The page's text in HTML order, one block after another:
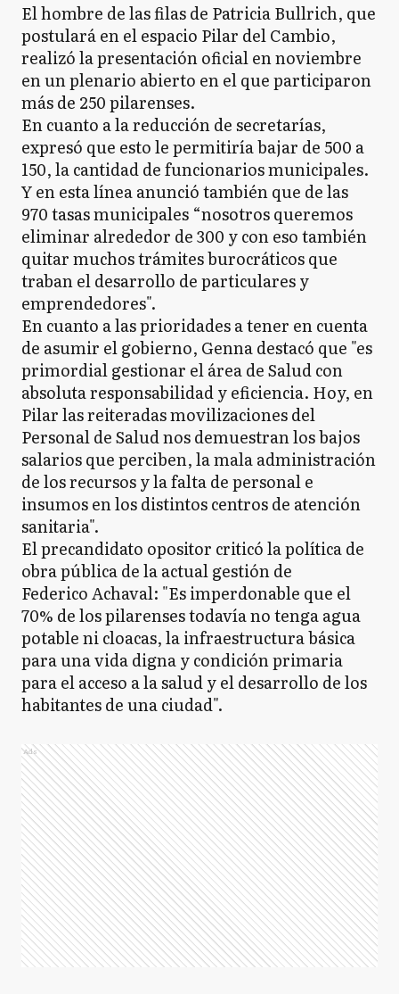
El hombre de las filas de Patricia Bullrich, que
postulará en el espacio Pilar del Cambio,
realizó la presentación oficial en noviembre
en un plenario abierto en el que participaron
más de 250 pilarenses.
En cuanto a la reducción de secretarías,
expresó que esto le permitiría bajar de 500 a
150, la cantidad de funcionarios municipales.
Y en esta línea anunció también que de las
970 tasas municipales “nosotros queremos
eliminar alrededor de 300 y con eso también
quitar muchos trámites burocráticos que
traban el desarrollo de particulares y
emprendedores".
En cuanto a las prioridades a tener en cuenta
de asumir el gobierno, Genna destacó que "es
primordial gestionar el área de Salud con
absoluta responsabilidad y eficiencia. Hoy, en
Pilar las reiteradas movilizaciones del
Personal de Salud nos demuestran los bajos
salarios que perciben, la mala administración
de los recursos y la falta de personal e
insumos en los distintos centros de atención
sanitaria".
El precandidato opositor criticó la política de
obra pública de la actual gestión de
Federico Achaval: "Es imperdonable que el
70% de los pilarenses todavía no tenga agua
potable ni cloacas, la infraestructura básica
para una vida digna y condición primaria
para el acceso a la salud y el desarrollo de los
habitantes de una ciudad".
Ads